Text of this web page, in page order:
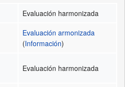
Evaluación harmonizada
Evaluación armonizada
(Información)
Evaluación harmonizada